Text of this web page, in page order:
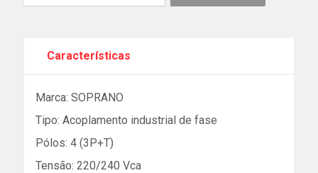
Características
Marca: SOPRANO
Tipo: Acoplamento industrial de fase
Pólos: 4 (3P+T)
Tensão: 220/240 Vca